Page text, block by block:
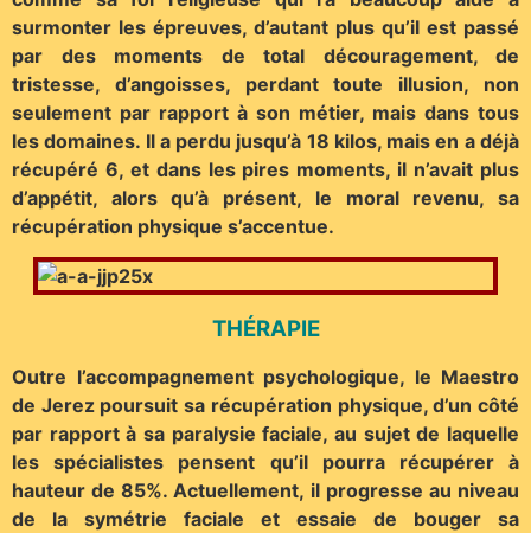
surmonter les épreuves, d’autant plus qu’il est passé
par des moments de total découragement, de
tristesse, d’angoisses, perdant toute illusion, non
seulement par rapport à son métier, mais dans tous
les domaines. Il a perdu jusqu’à 18 kilos, mais en a déjà
récupéré 6, et dans les pires moments, il n’avait plus
d’appétit, alors qu’à présent, le moral revenu, sa
récupération physique s’accentue.
THÉRAPIE
Outre l’accompagnement psychologique, le Maestro
de Jerez poursuit sa récupération physique, d’un côté
par rapport à sa paralysie faciale, au sujet de laquelle
les spécialistes pensent qu’il pourra récupérer à
hauteur de 85%. Actuellement, il progresse au niveau
de la symétrie faciale et essaie de bouger sa